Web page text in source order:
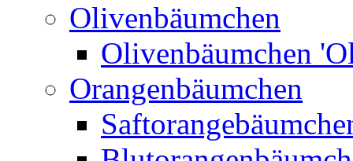
Olivenbäumchen
Olivenbäumchen
Orangenbäumchen